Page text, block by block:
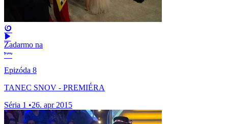
Zadarmo na
Epizóda 8
TANEC SNOV - PREMIÉRA
Séria 1 •26. apr 2015